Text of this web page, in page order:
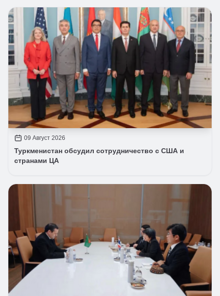
09 Август 2026
Туркменистан обсудил сотрудничество с США и
странами ЦА